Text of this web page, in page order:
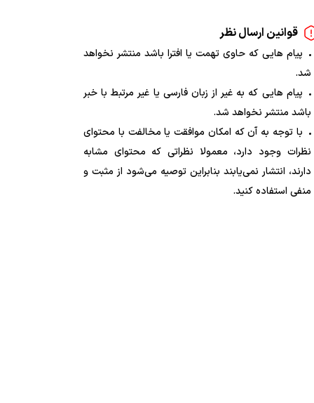
قوانین ارسال نظر
پیام هایی که حاوی تهمت یا افترا باشد منتشر نخواهد
شد.
پیام هایی که به غیر از زبان فارسی یا غیر مرتبط با خبر
باشد منتشر نخواهد شد.
با توجه به آن که امکان موافقت یا مخالفت با محتوای
نظرات وجود دارد، معمولا نظراتی که محتوای مشابه
دارند، انتشار نمی‌یابند بنابراین توصیه می‌شود از مثبت و
منفی استفاده کنید.